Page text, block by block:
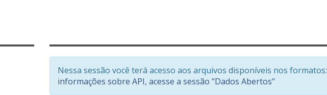
Nessa sessão você terá acesso aos arquivos disponíveis nos formatos:
informações sobre API, acesse a sessão "Dados Abertos"